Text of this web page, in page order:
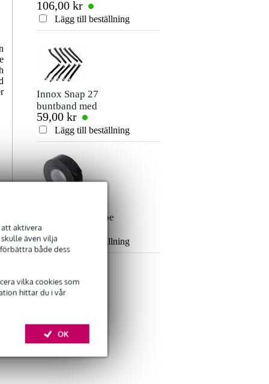
att aktivera
även vilja
både dess
vilka cookies som
hittar du i vår
OK
Betyg
Skicka
signalkabel 10
meter
106,00 kr
Lägg till beställning
Innox Snap 27
buntband med
kardborreband
(10st)
59,00 kr
Lägg till beställning
01-BK Gaffa Tape
50 mm x 50 m svart
101,00 kr
Lägg till beställning
högtalarkabel
2x2,5 mm2 10
309,00 kr